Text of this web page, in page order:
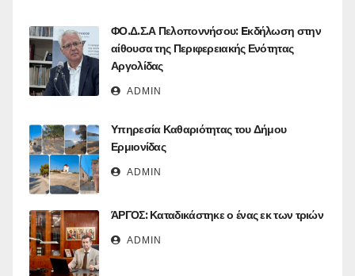
ΦΟ.Δ.Σ.Α Πελοποννήσου: Eκδήλωση στην
αίθουσα της Περιφερειακής Ενότητας
Αργολίδας
ADMIN
Υπηρεσία Καθαριότητας του Δήμου
Ερμιονίδας
ADMIN
ΆΡΓΟΣ: Καταδικάστηκε ο ένας εκ των τριών
ADMIN